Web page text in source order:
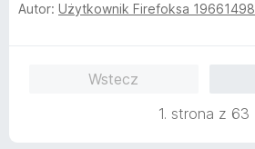
5
c
Autor: Użytkownik Firefoksa 19661498
Wstecz
1. strona z 63